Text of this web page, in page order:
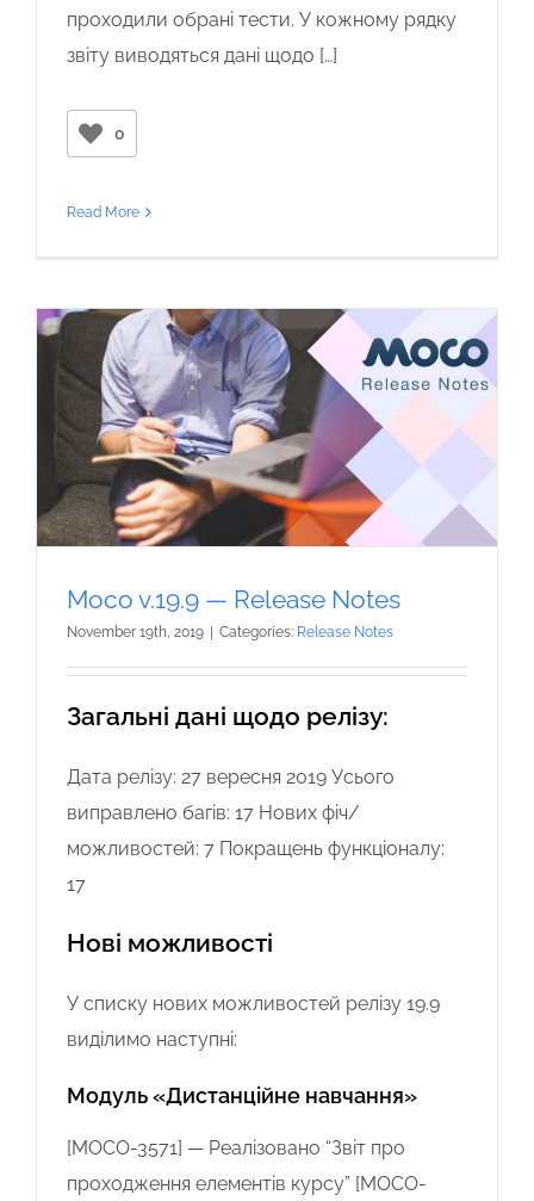
проходили обрані тести. У кожному рядку
звіту виводяться дані щодо […]
0
Read More
Moco v.19.9 — Release Notes
November 19th, 2019 | Categories: Release Notes
Загальні дані щодо релізу:
Дата релізу: 27 вересня 2019 Усього
виправлено багів: 17 Нових фіч/
можливостей: 7 Покращень функціоналу:
17
Нові можливості
У списку нових можливостей релізу 19.9
виділимо наступні:
Модуль «Дистанційне навчання»
[MOCO-3571] — Реалізовано “Звіт про
проходження елементів курсу” [MOCO-